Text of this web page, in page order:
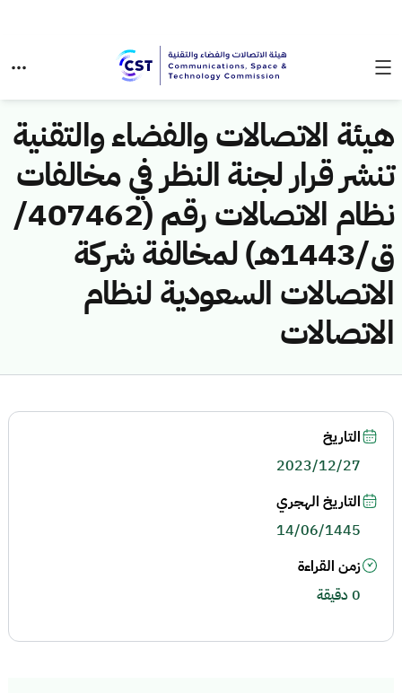
هيئة الاتصالات والفضاء والتقنية
تنشر قرار لجنة النظر في مخالفات
نظام الاتصالات رقم (407462/
ق/1443هـ) لمخالفة شركة
الاتصالات السعودية لنظام
الاتصالات
التاريخ
2023/12/27
التاريخ الهجري
14/06/1445
زمن القراءة
0 دقيقة